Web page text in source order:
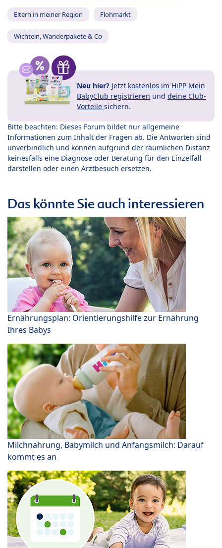
Eltern in meiner Region Flohmarkt
Wichteln, Wanderpakete & Co
Neu hier? Jetzt kostenlos im HiPP Mein
BabyClub registrieren und deine Club-
Vorteile sichern.
Bitte beachten: Dieses Forum bildet nur allgemeine
Informationen zum Inhalt der Fragen ab. Die Antworten sind
unverbindlich und können aufgrund der räumlichen Distanz
keinesfalls eine Diagnose oder Beratung für den Einzelfall
darstellen oder einen Arztbesuch ersetzen.
Das könnte Sie auch interessieren
Ernährungsplan: Orientierungshilfe zur Ernährung
Ihres Babys
Milchnahrung, Babymilch und Anfangsmilch: Darauf
kommt es an